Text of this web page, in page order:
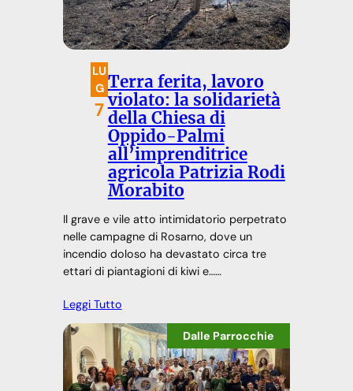
LU
G
7
Terra ferita, lavoro
violato: la solidarietà
della Chiesa di
Oppido-Palmi
all’imprenditrice
agricola Patrizia Rodi
Morabito
Il grave e vile atto intimidatorio perpetrato
nelle campagne di Rosarno, dove un
incendio doloso ha devastato circa tre
ettari di piantagioni di kiwi e……
Leggi Tutto
Dalle Parrocchie